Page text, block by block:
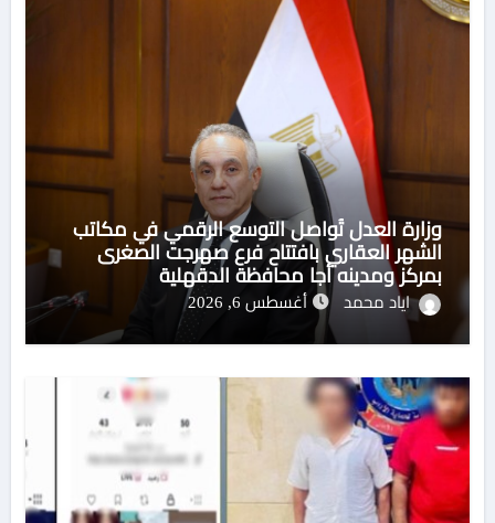
وزارة العدل تُواصل التوسع الرقمي في مكاتب
الشهر العقاري بافتتاح فرع صهرجت الصغرى
بمركز ومدينه أجا محافظة الدقهلية
اياد محمد أغسطس 6, 2026